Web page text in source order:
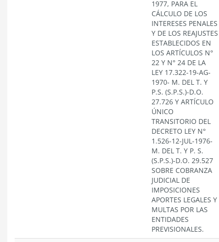
1977, PARA EL
CÁLCULO DE LOS
INTERESES PENALES
Y DE LOS REAJUSTES
ESTABLECIDOS EN
LOS ARTÍCULOS N°
22 Y N° 24 DE LA
LEY 17.322-19-AG-
1970- M. DEL T. Y
P.S. (S.P.S.)-D.O.
27.726 Y ARTÍCULO
ÚNICO
TRANSITORIO DEL
DECRETO LEY N°
1.526-12-JUL-1976-
M. DEL T. Y P. S.
(S.P.S.)-D.O. 29.527
SOBRE COBRANZA
JUDICIAL DE
IMPOSICIONES
APORTES LEGALES Y
MULTAS POR LAS
ENTIDADES
PREVISIONALES.